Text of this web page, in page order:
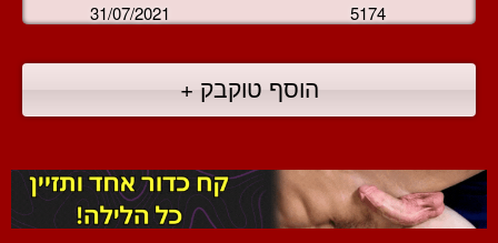
31/07/2021 5174
הוסף טוקבק +